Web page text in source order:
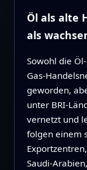
Öl als alte
als
Sowohl die
geworden,
unter BRI-
vernetzt und
folgen einem